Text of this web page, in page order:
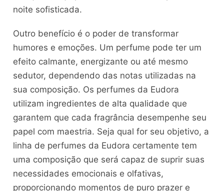
noite sofisticada.
Outro benefício é o poder de transformar
humores e emoções. Um perfume pode ter um
efeito calmante, energizante ou até mesmo
sedutor, dependendo das notas utilizadas na
sua composição. Os perfumes da Eudora
utilizam ingredientes de alta qualidade que
garantem que cada fragrância desempenhe seu
papel com maestria. Seja qual for seu objetivo, a
linha de perfumes da Eudora certamente tem
uma composição que será capaz de suprir suas
necessidades emocionais e olfativas,
proporcionando momentos de puro prazer e